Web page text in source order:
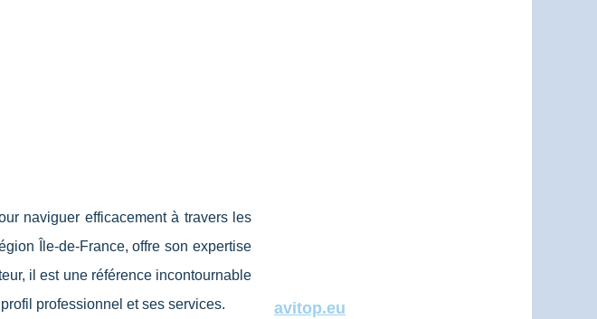
naviguer efficacement à travers les
Île-de-France, offre son expertise
il est une référence incontournable
professionnel et ses services. avitop.eu